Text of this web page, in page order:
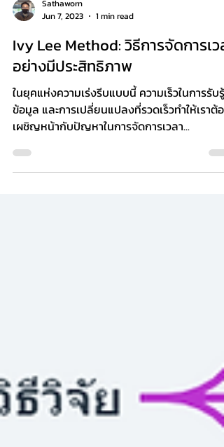
Sathaworn
Jun 7, 2023
1 min read
Ivy Lee Method: วิธีการจัดการเวลา
อย่างมีประสิทธิภาพ
ในยุคแห่งความเร่งรีบแบบนี้ ความเร็วในการรับรู้
ข้อมูล และการเปลี่ยนแปลงที่รวดเร็วทำให้เราต้อง
เผชิญหน้ากับปัญหาในการจัดการเวลา...